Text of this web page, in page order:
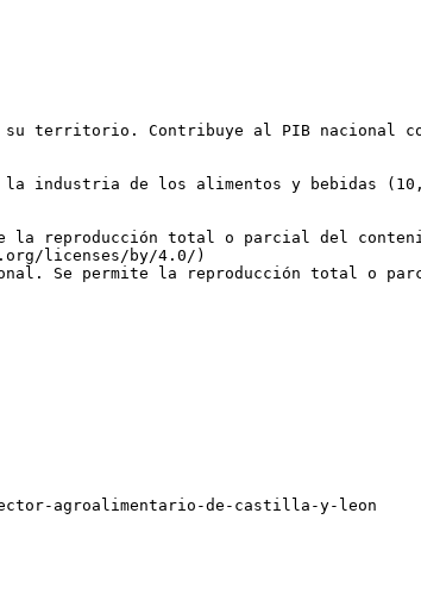
territorio. Contribuye al PIB nacional
industria de los alimentos y bebidas
la reproducción total o parcial del
licenses/by/4.0/)
Se permite la reproducción total o